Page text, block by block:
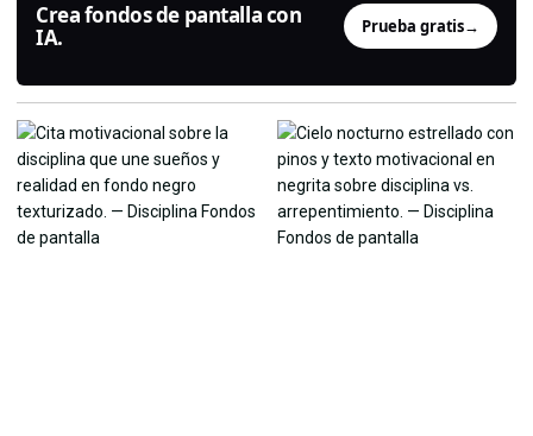
Crea fondos de pantalla con
IA.
Prueba gratis→